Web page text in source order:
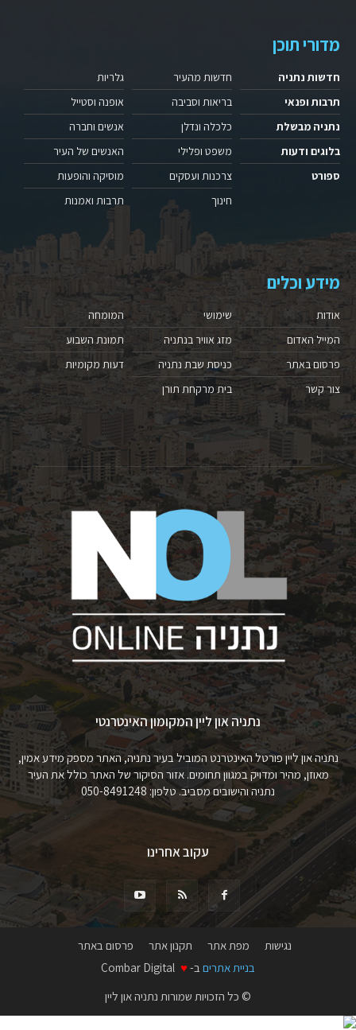
מדורי תוכן
חדשות נתניה
תרבות ופנאי
נתניה מבשלת
בלוגים ודעות
ספורט
חדשות מהעיר
בריאות וסביבה
כלכלה ונדלן
משפט ופלילי
צרכנות ועסקים
חינוך
גלריות
אופנה וסטייל
אנשים וחברה
האנשים של העיר
מוסיקה והופעות
תרבות ואמנות
מידע וכלים
אודות
המייל האדום
פרסום באתר
צור קשר
שימושי
מזג אוויר בנתניה
כניסת שבת נתניה
בית מרקחת תורן
המומחה
תמונת השבוע
דעות מקומיות
נתניה און ליין המקומון האינטרנטי
נתניה און ליין פורטל האינטרנט המוביל בעיר נתניה, האתר מספק מידע אמין,
מאוזן, מהיר ומדויק במגוון תחומים. אזור הסיקור של האתר כולל את העיר
נתניה והישובים מסביב. טלפון: 050-8491248
עקוב אחרינו
נגישות מפת אתר תקנון אתר
פרסום באתר
בניית אתרים ב- ♥
© כל הזכויות שמורות נתניה און ליין